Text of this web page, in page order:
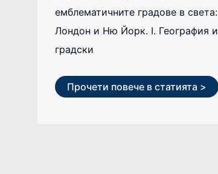
емблематичните градове в света:
Лондон и Ню Йорк. I. География и
градски
Прочети повече в статията >